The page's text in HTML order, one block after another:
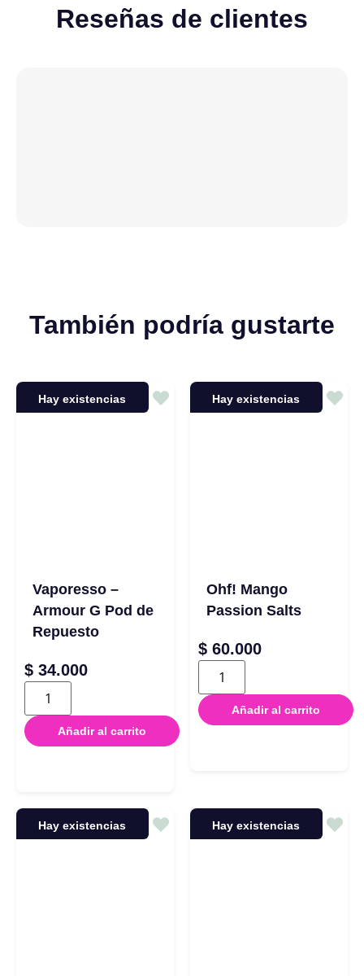
Reseñas de clientes
También podría gustarte
Hay existencias
Vaporesso –
Armour G Pod de
Repuesto
$ 34.000
Añadir al carrito
Hay existencias
Ohf! Mango
Passion Salts
$ 60.000
Añadir al carrito
Hay existencias Hay existencias